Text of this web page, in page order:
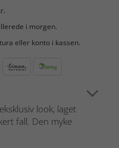
i morgen.
eller konto i kassen.
look, laget
fall. Den myke